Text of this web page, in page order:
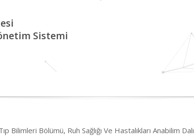
Sistemi
Bilimleri Bölümü, Ruh Sağlığı Ve Hastalıkları Anabilim Dalı